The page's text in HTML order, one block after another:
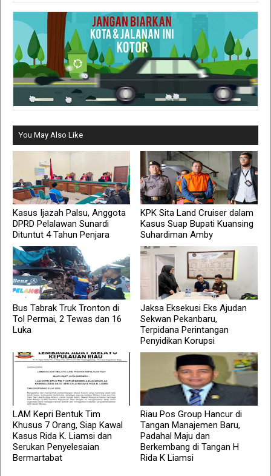
You May Also Like
Kasus Ijazah Palsu, Anggota
DPRD Pelalawan Sunardi
Dituntut 4 Tahun Penjara
KPK Sita Land Cruiser dalam
Kasus Suap Bupati Kuansing
Suhardiman Amby
Bus Tabrak Truk Tronton di
Tol Permai, 2 Tewas dan 16
Luka
Jaksa Eksekusi Eks Ajudan
Sekwan Pekanbaru,
Terpidana Perintangan
Penyidikan Korupsi
LAM Kepri Bentuk Tim
Khusus 7 Orang, Siap Kawal
Kasus Rida K. Liamsi dan
Serukan Penyelesaian
Bermartabat
Riau Pos Group Hancur di
Tangan Manajemen Baru,
Padahal Maju dan
Berkembang di Tangan H
Rida K Liamsi